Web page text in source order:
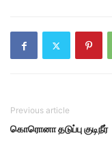
Previous article
கொரொனா தடுப்பு குடிநீர்